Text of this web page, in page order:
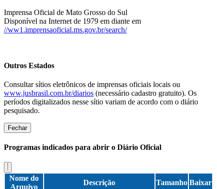
Imprensa Oficial de Mato Grosso do Sul
Disponível na Internet de 1979 em diante em
//ww1.imprensaoficial.ms.gov.br/search/
Outros Estados
Consultar sítios eletrônicos de imprensas oficiais locais ou
www.jusbrasil.com.br/diarios (necessário cadastro gratuito). Os
períodos digitalizados nesse sítio variam de acordo com o diário
pesquisado.
Fechar
Programas indicados para abrir o Diário Oficial
Nome do
Arquivo
Descrição Tamanho Baixar